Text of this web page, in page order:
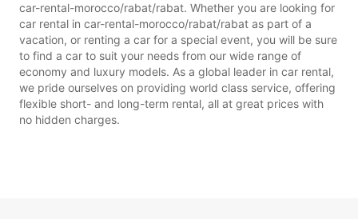
car-rental-morocco/rabat/rabat. Whether you are looking for
car rental in car-rental-morocco/rabat/rabat as part of a
vacation, or renting a car for a special event, you will be sure
to find a car to suit your needs from our wide range of
economy and luxury models. As a global leader in car rental,
we pride ourselves on providing world class service, offering
flexible short- and long-term rental, all at great prices with
no hidden charges.